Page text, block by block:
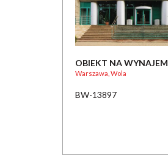
OBIEKT NA WYNAJEM
Warszawa, Wola
BW-13897